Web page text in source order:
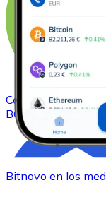
ComprarBitcoin
BCH
Bitnovo en los